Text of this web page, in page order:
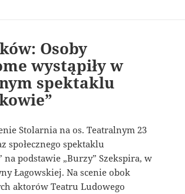
Osoby
wystąpiły w
spektaklu
Stolarnia na os. Teatralnym 23
społecznego spektaklu
na podstawie „Burzy” Szekspira, w
Łagowskiej. Na scenie obok
aktorów Teatru Ludowego